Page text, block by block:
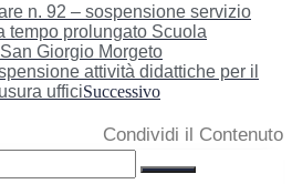
n. 92 – sospensione servizio
tempo prolungato Scuola
Giorgio Morgeto
attività didattiche per il
ufficiSuccessivo
Condividi il Contenuto